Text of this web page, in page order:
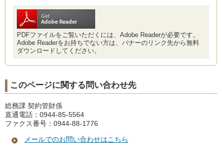
PDFファイルをご覧いただくには、Adobe Readerが必要です。
Adobe Readerをお持ちでない方は、バナーのリンク先から無料
ダウンロードしてください。
このページに関する問い合わせ先
総務課 契約管財係
直通電話：0944-85-5564
ファクス番号：0944-88-1776
メールでのお問い合わせはこちら